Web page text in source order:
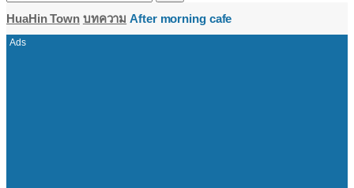
HuaHin Town บทความ After morning cafe